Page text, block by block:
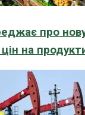
про
на